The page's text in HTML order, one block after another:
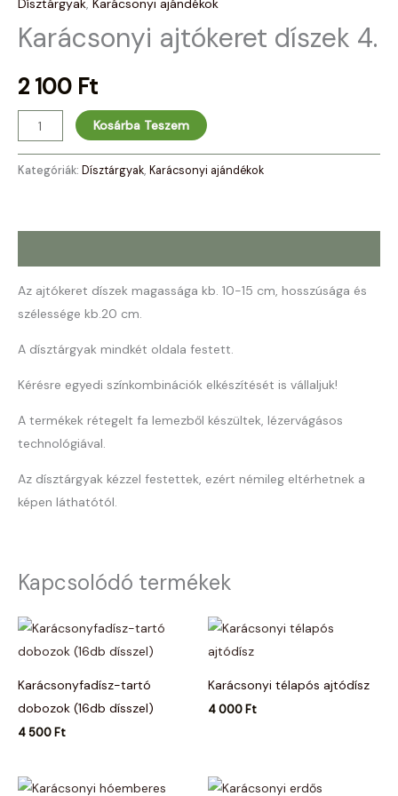
Karácsonyi ajtókeret díszek 4.
2 100 Ft
Kosárba Teszem
Kategóriák: Dísztárgyak, Karácsonyi ajándékok
Az ajtókeret díszek magassága kb. 10-15 cm, hosszúsága és
szélessége kb.20 cm.
A dísztárgyak mindkét oldala festett.
Kérésre egyedi színkombinációk elkészítését is vállaljuk!
A termékek rétegelt fa lemezből készültek, lézervágásos
technológiával.
Az dísztárgyak kézzel festettek, ezért némileg eltérhetnek a
képen láthatótól.
Kapcsolódó termékek
Karácsonyfadísz-tartó
dobozok (16db dísszel)
4 500 Ft
Karácsonyi télapós ajtódísz
4 000 Ft